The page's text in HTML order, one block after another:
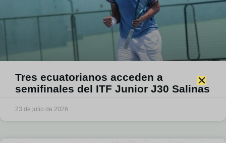
Tres ecuatorianos acceden a
semifinales del ITF Junior J30 Salinas
23 de julio de 2026